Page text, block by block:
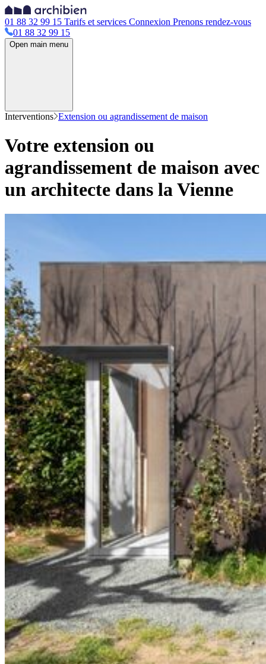
01 88 32 99 15 Tarifs et services Connexion Prenons rendez-vous
01 88 32 99 15
Open main menu
Interventions Extension ou agrandissement de maison
Votre extension ou
agrandissement de maison avec
un architecte dans la Vienne